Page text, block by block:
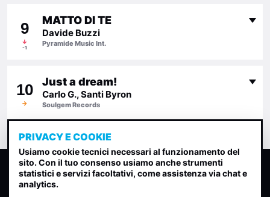
9 MATTO DI TE
Davide Buzzi
Pyramide Music Int.
↓
-1
10 Just a dream!
Carlo G., Santi Byron
Soulgem Records
→
CLASSIFICA INDIE
Classifica per indice di gradimento generata dall analisi di
PRIVACY E COOKIE
Usiamo cookie tecnici necessari al funzionamento del
sito. Con il tuo consenso usiamo anche strumenti
statistici e servizi facoltativi, come assistenza via chat e
analytics.